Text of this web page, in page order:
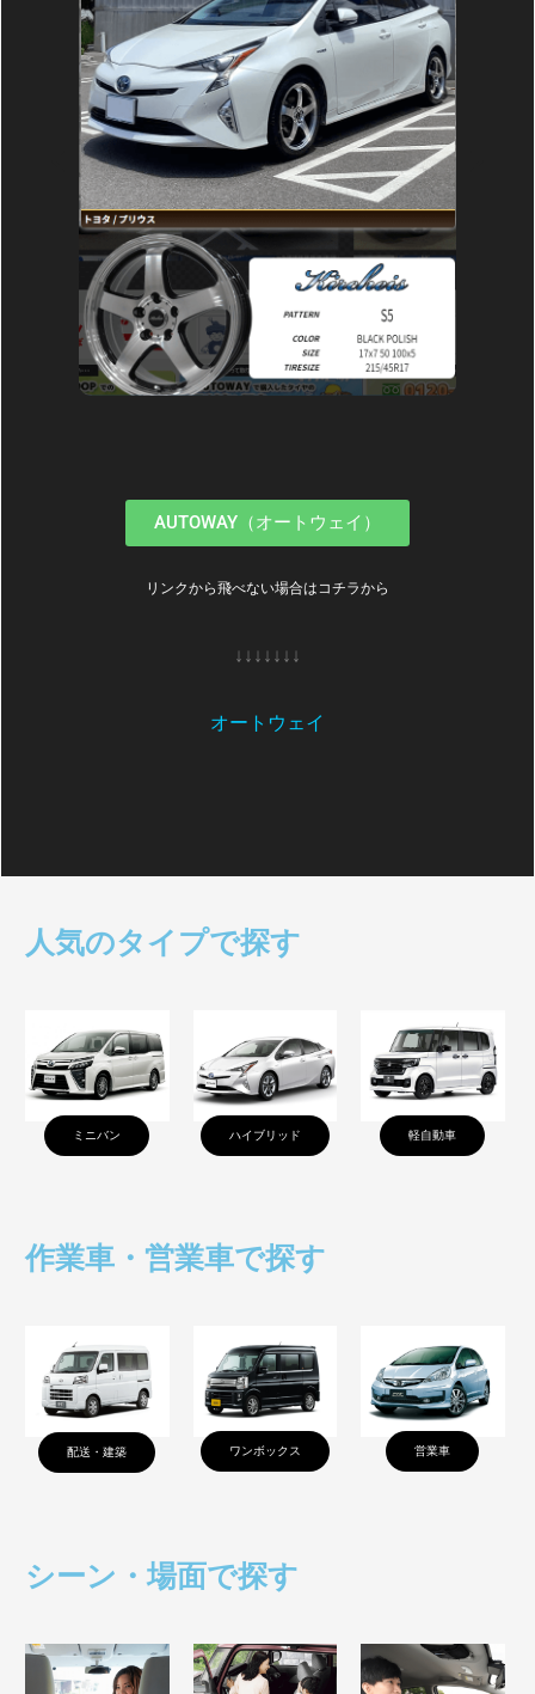
AUTOWAY（オートウェイ）
リンクから飛べない場合はコチラから
↓↓↓↓↓↓↓
オートウェイ
人気のタイプで探す
ミニバン ハイブリッド 軽自動車
作業車・営業車で探す
配送・建築 ワンボックス 営業車
シーン・場面で探す